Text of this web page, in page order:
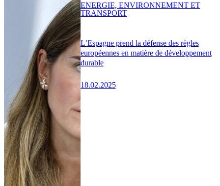
L’Espagne prend la défense des règles
européennes en matière de développement
durable
18.02.2025
ENERGIE, ENVIRONNEMENT ET
TRANSPORT